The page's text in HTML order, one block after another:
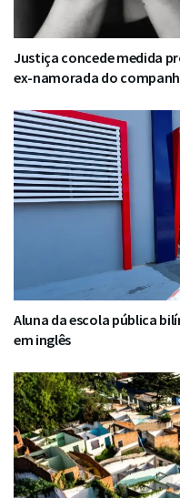
Justiça concede medida
ex-namorada do
Aluna da escola pública
em inglês